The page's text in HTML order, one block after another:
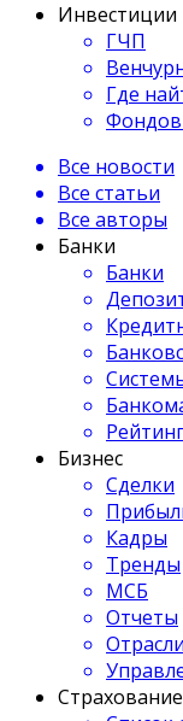
Инвестиции
ГЧП
Где
Все новости
Все статьи
Все авторы
Банки
Банки
Бизнес
Сделки
Кадры
Тренды
МСБ
Отчеты
Отрасли
Страхование